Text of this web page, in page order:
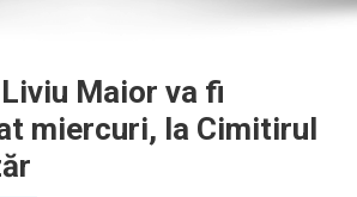
Maior va fi
miercuri, la Cimitirul